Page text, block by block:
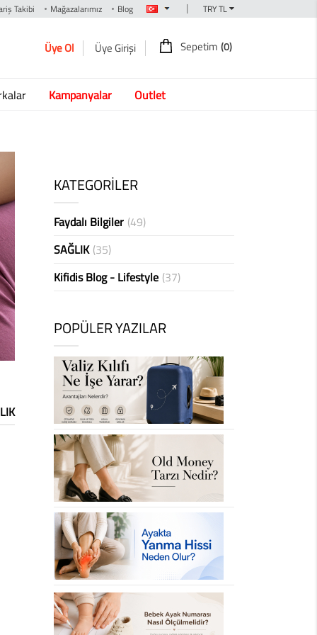
Takibi Mağazalarımız Blog |
Üye Ol Üye Girişi Sepetim (0)
Kampanyalar Outlet
KATEGORİLER
Faydalı Bilgiler (49)
SAĞLIK (35)
Kifidis Blog - Lifestyle (37)
POPÜLER YAZILAR